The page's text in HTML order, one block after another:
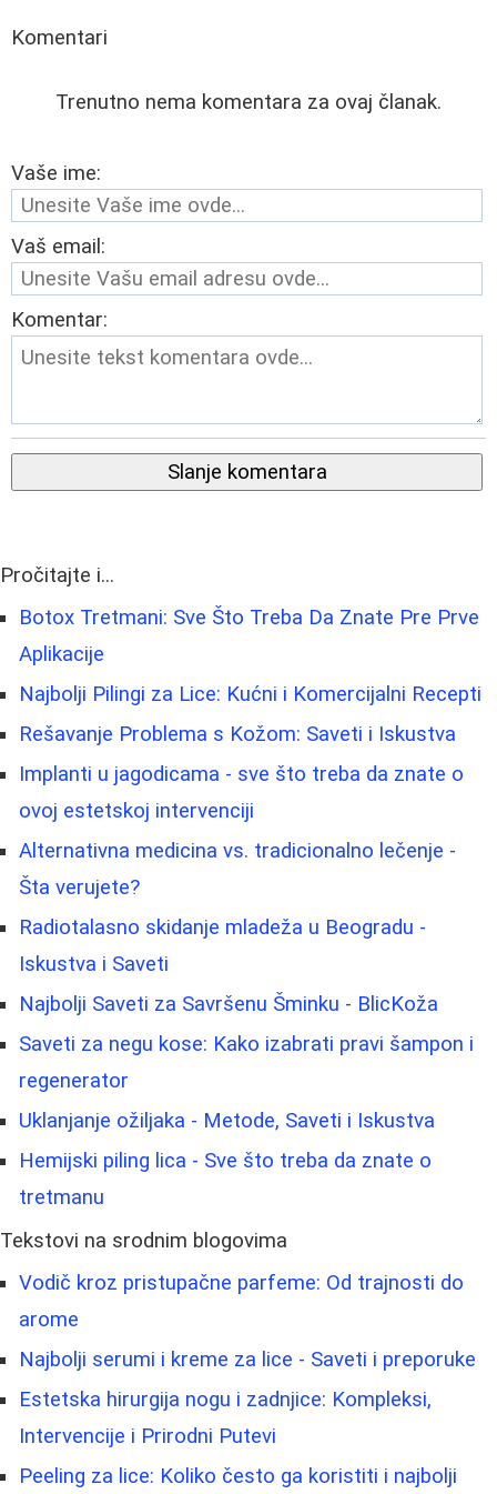
Komentari
Trenutno nema komentara za ovaj članak.
Vaše ime:
Vaš email:
Komentar:
Slanje komentara
Pročitajte i...
Botox Tretmani: Sve Što Treba Da Znate Pre Prve
Aplikacije
Najbolji Pilingi za Lice: Kućni i Komercijalni Recepti
Rešavanje Problema s Kožom: Saveti i Iskustva
Implanti u jagodicama - sve što treba da znate o
ovoj estetskoj intervenciji
Alternativna medicina vs. tradicionalno lečenje -
Šta verujete?
Radiotalasno skidanje mladeža u Beogradu -
Iskustva i Saveti
Najbolji Saveti za Savršenu Šminku - BlicKoža
Saveti za negu kose: Kako izabrati pravi šampon i
regenerator
Uklanjanje ožiljaka - Metode, Saveti i Iskustva
Hemijski piling lica - Sve što treba da znate o
tretmanu
Tekstovi na srodnim blogovima
Vodič kroz pristupačne parfeme: Od trajnosti do
arome
Najbolji serumi i kreme za lice - Saveti i preporuke
Estetska hirurgija nogu i zadnjice: Kompleksi,
Intervencije i Prirodni Putevi
Peeling za lice: Koliko često ga koristiti i najbolji